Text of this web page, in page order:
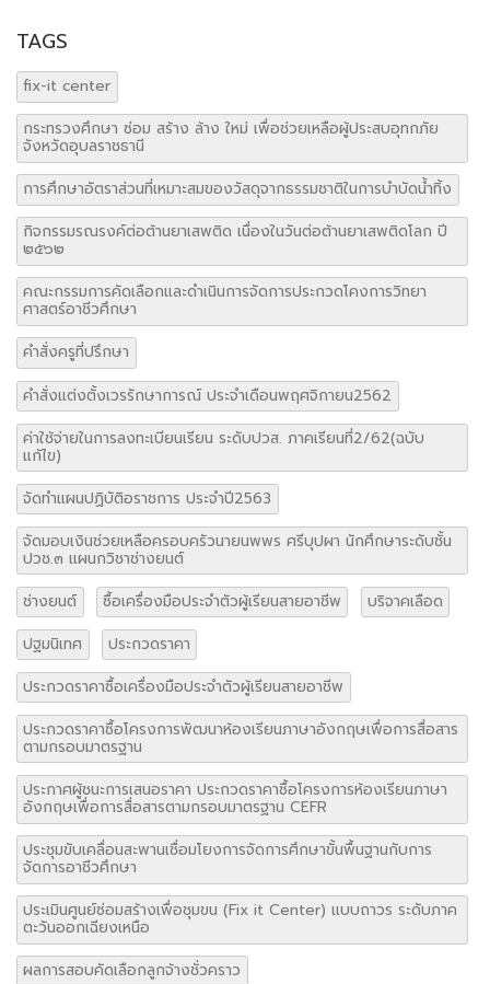
TAGS
fix-it center
กระทรวงศึกษา ซ่อม สร้าง ล้าง ใหม่ เพื่อช่วยเหลือผู้ประสบอุทกภัย
จังหวัดอุบลราชธานี
การศึกษาอัตราส่วนที่เหมาะสมของวัสดุจากธรรมชาติในการบำบัดน้ำทิ้ง
กิจกรรมรณรงค์ต่อต้านยาเสพติด เนื่องในวันต่อต้านยาเสพติดโลก ปี
๒๕๖๒
คณะกรรมการคัดเลือกและดำเนินการจัดการประกวดโคงการวิทยา
ศาสตร์อาชีวศึกษา
คำสั่งครูที่ปรึกษา
คำสั่งแต่งตั้งเวรรักษาการณ์ ประจำเดือนพฤศจิกายน2562
ค่าใช้จ่ายในการลงทะเบียนเรียน ระดับปวส. ภาคเรียนที่2/62(ฉบับ
แก้ไข)
จัดทำแผนปฏิบัติอราชการ ประจำปี2563
จัดมอบเงินช่วยเหลือครอบครัวนายนพพร ศรีบุปผา นักศึกษาระดับชั้น
ปวช.๓ แผนกวิชาช่างยนต์
ช่างยนต์
ซื้อเครื่องมือประจำตัวผู้เรียนสายอาชีพ
บริจาคเลือด
ปฐมนิเทศ
ประกวดราคา
ประกวดราคาซื้อเครื่องมือประจำตัวผู้เรียนสายอาชีพ
ประกวดราคาซื้อโครงการพัฒนาห้องเรียนภาษาอังกฤษเพื่อการสื่อสาร
ตามกรอบมาตรฐาน
ประกาศผู้ชนะการเสนอราคา ประกวดราคาซื้อโครงการห้องเรียนภาษา
อังกฤษเพื่อการสื่อสารตามกรอบมาตรฐาน CEFR
ประชุมขับเคลื่อนสะพานเชื่อมโยงการจัดการศึกษาขั้นพื้นฐานกับการ
จัดการอาชีวศึกษา
ประเมินศูนย์ซ่อมสร้างเพื่อชุมขน (Fix it Center) แบบถาวร ระดับภาค
ตะวันออกเฉียงเหนือ
ผลการสอบคัดเลือกลูกจ้างชั่วคราว